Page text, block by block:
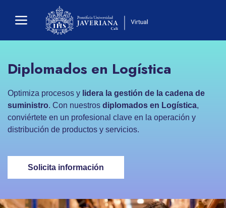
Diplomados en Logística
Optimiza procesos y lidera la gestión de la cadena de
suministro. Con nuestros diplomados en Logística,
conviértete en un profesional clave en la operación y
distribución de productos y servicios.
Solicita información